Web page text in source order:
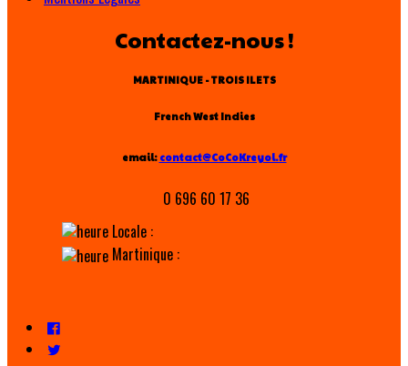
Contactez-nous !
MARTINIQUE - TROIS ILETS
French West Indies
email: contact@CoCoKreyol.fr
0 696 60 17 36
Locale :
Martinique :